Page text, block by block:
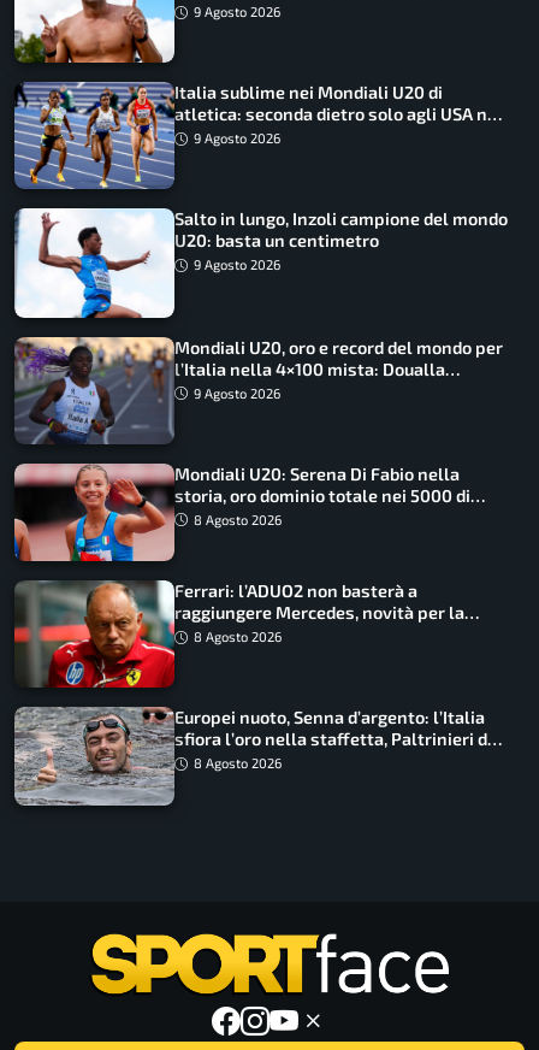
9 Agosto 2026
Italia sublime nei Mondiali U20 di
atletica: seconda dietro solo agli USA nel
medagliere
9 Agosto 2026
Salto in lungo, Inzoli campione del mondo
U20: basta un centimetro
9 Agosto 2026
Mondiali U20, oro e record del mondo per
l’Italia nella 4×100 mista: Doualla
straordinaria
9 Agosto 2026
Mondiali U20: Serena Di Fabio nella
storia, oro dominio totale nei 5000 di
marcia
8 Agosto 2026
Ferrari: l’ADUO2 non basterà a
raggiungere Mercedes, novità per la
Macarena
8 Agosto 2026
Europei nuoto, Senna d’argento: l’Italia
sfiora l’oro nella staffetta, Paltrinieri da
urlo, il bilancio azzurro
8 Agosto 2026